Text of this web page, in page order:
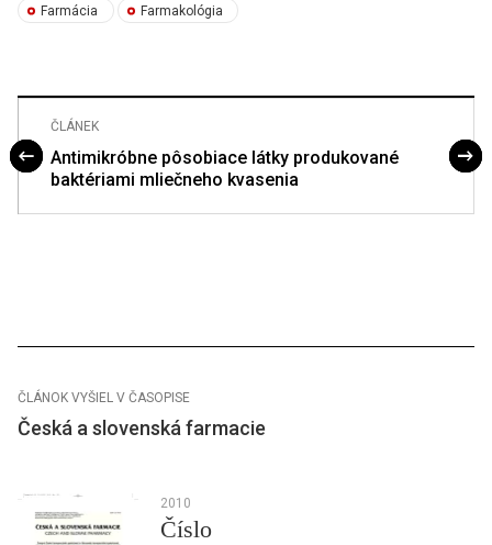
Farmácia Farmakológia
ČLÁNEK
Antimikróbne pôsobiace látky produkované
baktériami mliečneho kvasenia
ČLÁNOK VYŠIEL V ČASOPISE
Česká a slovenská farmacie
2010
Číslo